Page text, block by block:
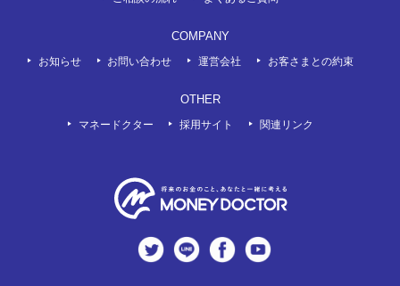
COMPANY
お知らせ お問い合わせ 運営会社 お客さまとの約束
OTHER
マネードクター 採用サイト 関連リンク
twitter LINE Facebook